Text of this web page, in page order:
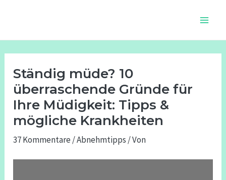
Ständig müde? 10
überraschende Gründe für
Ihre Müdigkeit: Tipps &
mögliche Krankheiten
37 Kommentare /Abnehmtipps / Von